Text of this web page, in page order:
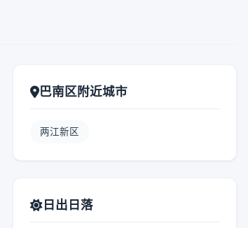
巴南区附近城市
两江新区
日出日落